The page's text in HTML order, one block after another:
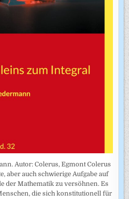
Autor: Colerus, Egmont Colerus
aber auch schwierige Aufgabe auf
der Mathematik zu versöhnen. Es
die sich konstitutionell für